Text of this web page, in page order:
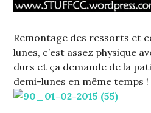
Remontage des ressorts et
lunes, c’est assez physique
durs et ça demande de la
demi-lunes en même temps !